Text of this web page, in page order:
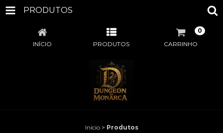
PRODUTOS
INÍCIO PRODUTOS CARRINHO
0
Início > Produtos